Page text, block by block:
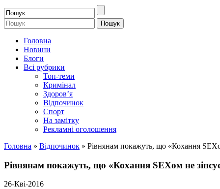
Головна
Новини
Блоги
Всі рубрики
Топ-теми
Кримінал
Здоров’я
Відпочинок
Спорт
На замітку
Рекламні оголошення
Головна » Відпочинок » Рівнянам покажуть, що «Кохання
Рівнянам покажуть, що «Кохання SEXом не
26-Кві-2016